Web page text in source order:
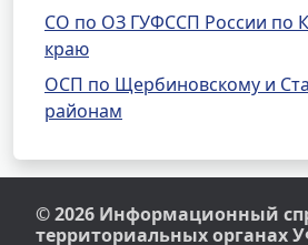
СО по ОЗ ГУФССП России по
краю
ОСП по Щербиновскому и
районам
© 2026 Информационный
территориальных органах